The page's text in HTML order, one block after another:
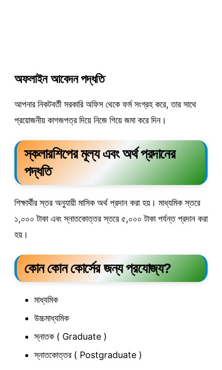
অফলাইন আবেদন পদ্ধতি
আপনার নিকটবর্তী সরকারি অফিস থেকে ফর্ম সংগ্রহ করে, তার সাথে
প্রয়োজনীয় কাগজপত্র দিয়ে নিজে গিয়ে জমা করে দিন।
স্কলারশিপের মূল্য এবং অর্থ প্রদানের
পদ্ধতি
শিক্ষার্থীর স্তর অনুযায়ী মাসিক অর্থ প্রদান করা হয়। মাধ্যমিক স্তরে
১,০০০ টাকা এবং স্নাতকোত্তর স্তরে ৫,০০০ টাকা পর্যন্ত প্রদান করা
হয়।
কোন কোন কোর্সের জন্য প্রযোজ্য?
মাধ্যমিক
উচ্চমাধ্যমিক
স্নাতক ( Graduate )
স্নাতকোত্তর ( Postgraduate )